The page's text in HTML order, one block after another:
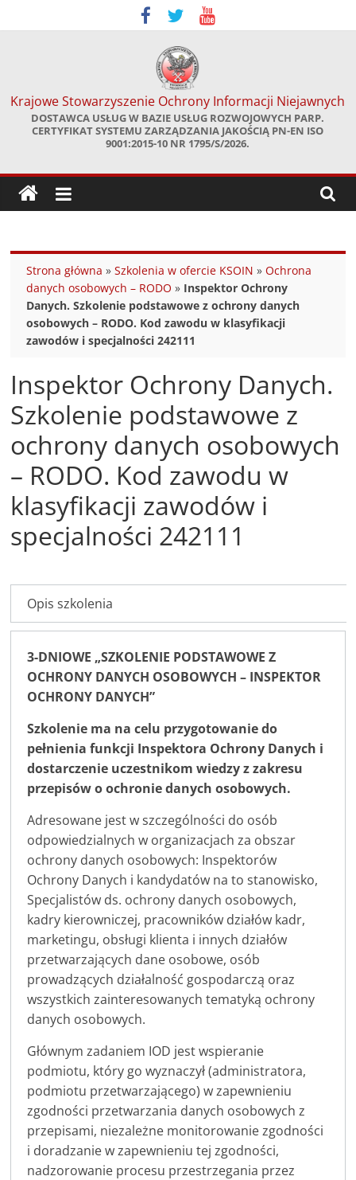
to
Krajowe Stowarzyszenie Ochrony Informacji Niejawnych
DOSTAWCA USŁUG W BAZIE USŁUG ROZWOJOWYCH PARP.
CERTYFIKAT SYSTEMU ZARZĄDZANIA JAKOŚCIĄ PN-EN ISO
9001:2015-10 NR 1795/S/2026.
Strona główna »Szkolenia w ofercie KSOIN »Ochrona
danych osobowych – RODO » Inspektor Ochrony
Danych. Szkolenie podstawowe z ochrony danych
osobowych – RODO. Kod zawodu w klasyfikacji
zawodów i specjalności 242111
Inspektor Ochrony Danych.
Szkolenie podstawowe z
ochrony danych osobowych
– RODO. Kod zawodu w
klasyfikacji zawodów i
specjalności 242111
Opis szkolenia
3-DNIOWE „SZKOLENIE PODSTAWOWE Z
OCHRONY DANYCH OSOBOWYCH – INSPEKTOR
OCHRONY DANYCH”
Szkolenie ma na celu przygotowanie do
pełnienia funkcji Inspektora Ochrony Danych i
dostarczenie uczestnikom wiedzy z zakresu
przepisów o ochronie danych osobowych.
Adresowane jest w szczególności do osób
odpowiedzialnych w organizacjach za obszar
ochrony danych osobowych: Inspektorów
Ochrony Danych i kandydatów na to stanowisko,
Specjalistów ds. ochrony danych osobowych,
kadry kierowniczej, pracowników działów kadr,
marketingu, obsługi klienta i innych działów
przetwarzających dane osobowe, osób
prowadzących działalność gospodarczą oraz
wszystkich zainteresowanych tematyką ochrony
danych osobowych.
Głównym zadaniem IOD jest wspieranie
podmiotu, który go wyznaczył (administratora,
podmiotu przetwarzającego) w zapewnieniu
zgodności przetwarzania danych osobowych z
przepisami, niezależne monitorowanie zgodności
i doradzanie w zapewnieniu tej zgodności,
nadzorowanie procesu przestrzegania przez